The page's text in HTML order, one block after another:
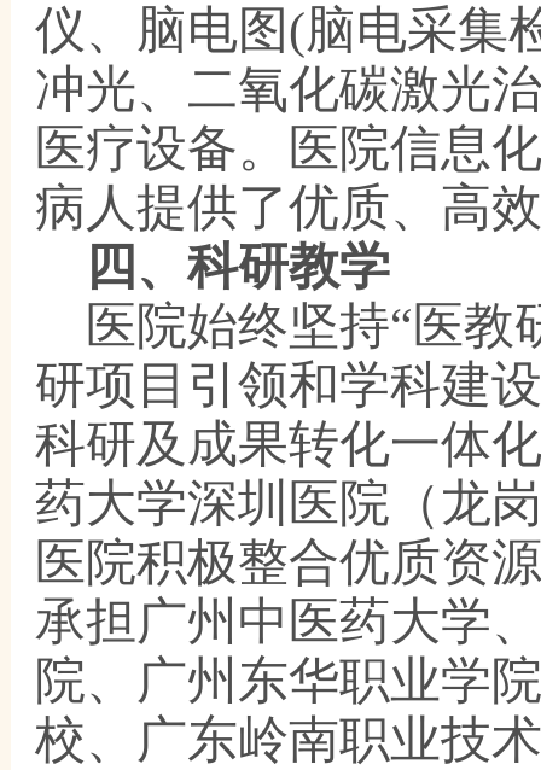
仪、脑电图(脑电采集
冲光、二氧化碳激光
医疗设备。医院信息
病人提供了优质、高
四、科研教学
医院始终坚持“医教
研项目引领和学科建
科研及成果转化一体
药大学深圳医院（龙
医院积极整合优质资
承担广州中医药大学
院、广州东华职业学
校、广东岭南职业技